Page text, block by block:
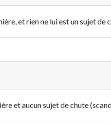
et rien ne lui est un sujet de
et aucun sujet de chute